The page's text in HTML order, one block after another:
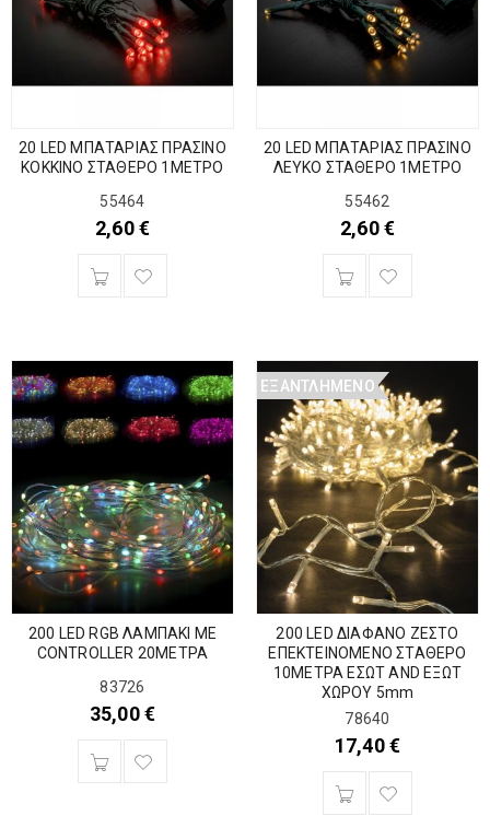
20 LED ΜΠΑΤΑΡΙΑΣ ΠΡΑΣΙΝΟ
ΚΟΚΚΙΝΟ ΣΤΑΘΕΡΟ 1ΜΕΤΡΟ
55464
2,60€
20 LED ΜΠΑΤΑΡΙΑΣ ΠΡΑΣΙΝΟ
ΛΕΥΚΟ ΣΤΑΘΕΡΟ 1ΜΕΤΡΟ
55462
2,60€
200 LED RGB ΛΑΜΠΑΚΙ ΜΕ
CONTROLLER 20ΜΕΤΡΑ
83726
35,00€
ΕΞΑΝΤΛΗΜΈΝΟ
200 LED ΔΙΑΦΑΝΟ ΖΕΣΤΟ
ΕΠΕΚΤΕΙΝΟΜΕΝΟ ΣΤΑΘΕΡΟ
10ΜΕΤΡΑ ΕΣΩΤ AND ΕΞΩΤ
ΧΩΡΟΥ 5mm
78640
17,40€